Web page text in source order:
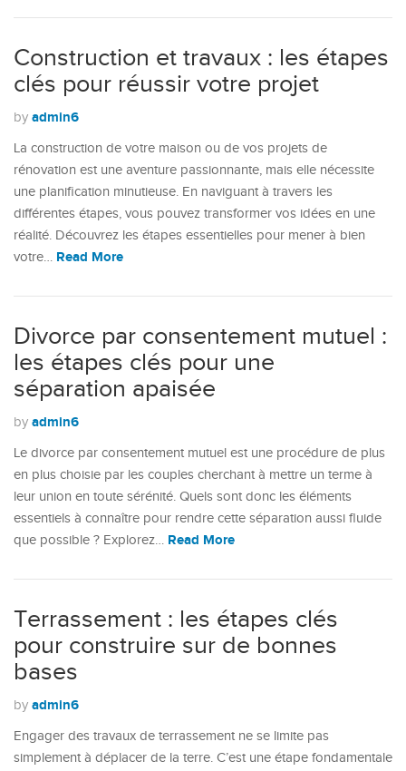
Construction et travaux : les étapes
clés pour réussir votre projet
by admin6
La construction de votre maison ou de vos projets de
rénovation est une aventure passionnante, mais elle nécessite
une planification minutieuse. En naviguant à travers les
différentes étapes, vous pouvez transformer vos idées en une
réalité. Découvrez les étapes essentielles pour mener à bien
votre… Read More
Divorce par consentement mutuel :
les étapes clés pour une
séparation apaisée
by admin6
Le divorce par consentement mutuel est une procédure de plus
en plus choisie par les couples cherchant à mettre un terme à
leur union en toute sérénité. Quels sont donc les éléments
essentiels à connaître pour rendre cette séparation aussi fluide
que possible ? Explorez… Read More
Terrassement : les étapes clés
pour construire sur de bonnes
bases
by admin6
Engager des travaux de terrassement ne se limite pas
simplement à déplacer de la terre. C’est une étape fondamentale